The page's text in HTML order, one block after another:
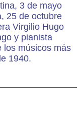
3 de mayo
25 de octubre
Virgilio Hugo
y pianista
los músicos más
1940.